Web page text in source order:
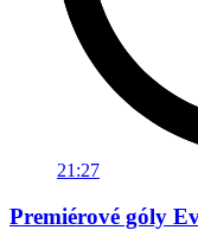
21:27
Premiérové góly